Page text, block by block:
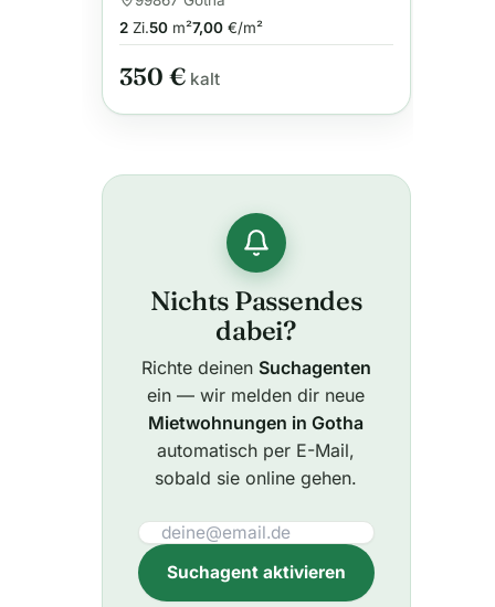
2Zi.50m²7,00€/m²
350 €kalt
Nichts Passendes
dabei?
Richte deinen Suchagenten
ein — wir melden dir neue
Mietwohnungen in Gotha
automatisch per E-Mail,
sobald sie online gehen.
Suchagent aktivieren